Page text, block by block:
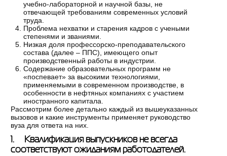
учебно-лабораторной и научной базы, не
отвечающей требованиям современных условий
труда.
Проблема нехватки и старения кадров с учеными
степенями и званиями.
Низкая доля профессорско-преподавательского
состава (далее – ППС), имеющего опыт
производственный работы в индустрии.
Содержание образовательных программ не
«поспевает» за высокими технологиями,
применяемыми в современном производстве, в
особенности в нефтяных компаниях с участием
иностранного капитала.
Рассмотрим более детально каждый из вышеуказанных
вызовов и какие инструменты применяет руководство
вуза для ответа на них.
1. Квалификация выпускников не всегда
соответствуют ожиданиям работодателей.